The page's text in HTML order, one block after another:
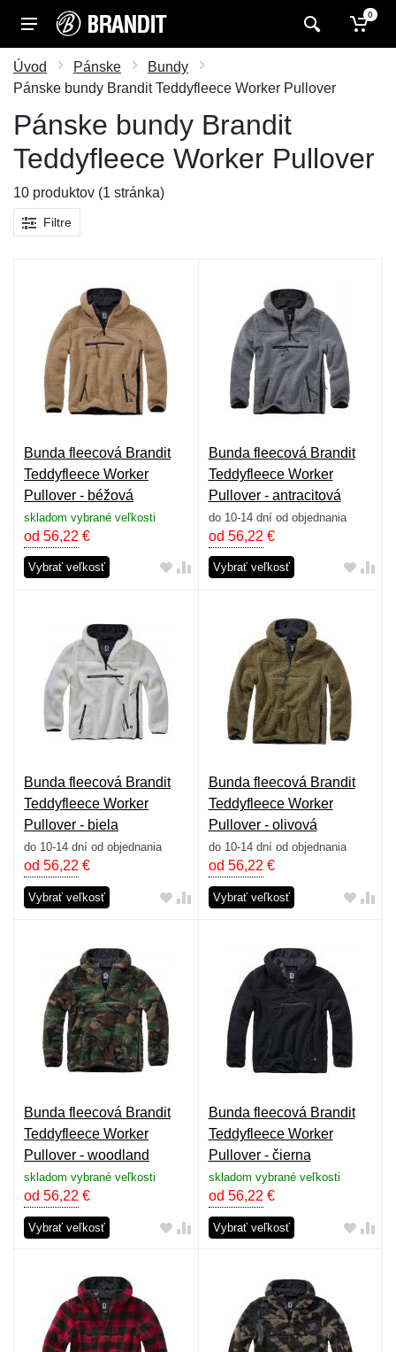
0
Úvod Pánske
Bundy
Pánske bundy Brandit Teddyfleece Worker Pullover
Pánske bundy Brandit
Teddyfleece Worker Pullover
10 produktov (1 stránka)
Filtre
Bunda fleecová Brandit
Teddyfleece Worker
Pullover - béžová
skladom vybrané veľkosti
od 56,22 €
Vybrať veľkosť
Bunda fleecová Brandit
Teddyfleece Worker
Pullover - antracitová
do 10-14 dní od objednania
od 56,22 €
Vybrať veľkosť
Bunda fleecová Brandit
Teddyfleece Worker
Pullover - biela
do 10-14 dní od objednania
od 56,22 €
Vybrať veľkosť
Bunda fleecová Brandit
Teddyfleece Worker
Pullover - olivová
do 10-14 dní od objednania
od 56,22 €
Vybrať veľkosť
Bunda fleecová Brandit
Teddyfleece Worker
Pullover - woodland
skladom vybrané veľkosti
od 56,22 €
Vybrať veľkosť
Bunda fleecová Brandit
Teddyfleece Worker
Pullover - čierna
skladom vybrané veľkosti
od 56,22 €
Vybrať veľkosť